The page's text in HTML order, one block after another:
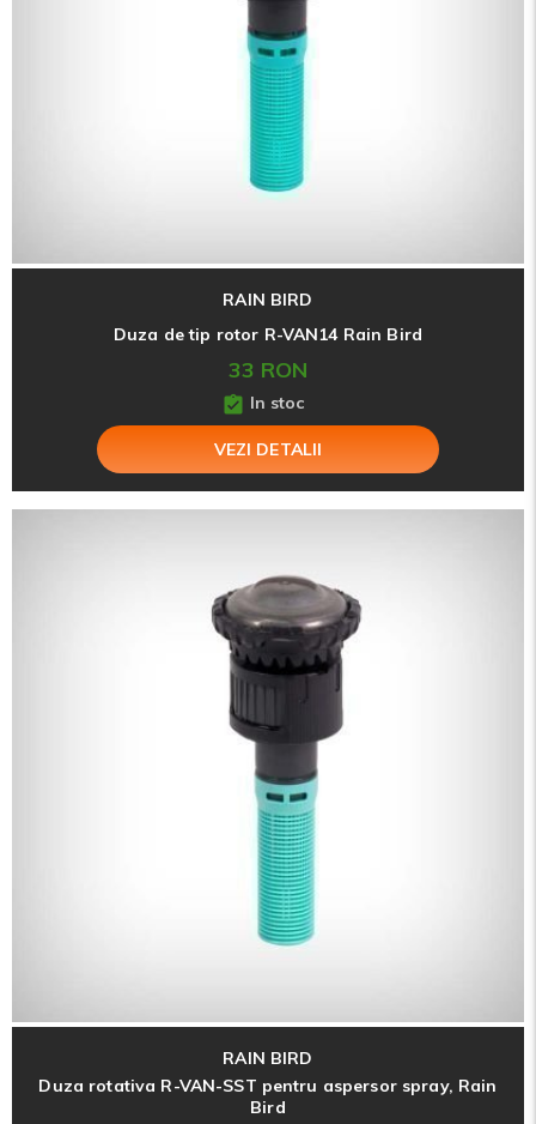
RAIN BIRD
Duza de tip rotor R-VAN14 Rain Bird
33 RON
In stoc
VEZI DETALII
RAIN BIRD
Duza rotativa R-VAN-SST pentru aspersor spray, Rain
Bird